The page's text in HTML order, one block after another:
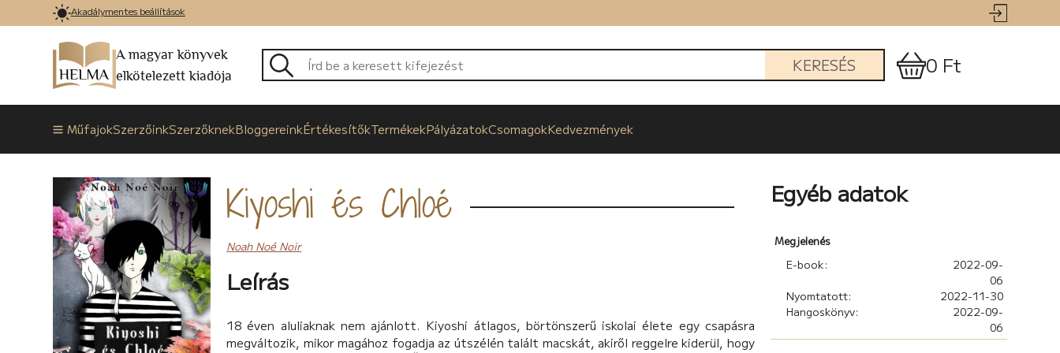
Akadálymentes beállítások
A magyar könyvek
elkötelezett kiadója
KERESÉS 0 Ft
MűfajokSzerzőinkSzerzőknekBloggereinkÉrtékesítőkTermékekPályázatokCsomagokKedvezmények
Kiyoshi és Chloé
Noah Noé Noir
Leírás
18 éven aluliaknak nem ajánlott. Kiyoshi átlagos, börtönszerű iskolai élete egy csapásra
megváltozik, mikor magához fogadja az útszélén talált macskát, akiről reggelre kiderül, hogy
Egyéb adatok
Megjelenés
E-book:
2022-09-
06
Nyomtatott:
2022-11-30
Hangoskönyv:
2022-09-
06